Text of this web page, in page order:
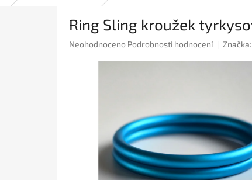
Ring Sling kroužek
Průměrné
Neohodnoceno Podrobnosti hodnocení Značka: